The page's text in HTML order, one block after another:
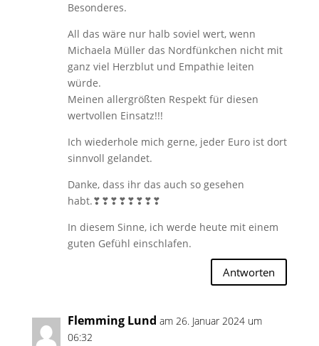
Besonderes.
All das wäre nur halb soviel wert, wenn
Michaela Müller das Nordfünkchen nicht mit
ganz viel Herzblut und Empathie leiten
würde.
Meinen allergrößten Respekt für diesen
wertvollen Einsatz!!!
Ich wiederhole mich gerne, jeder Euro ist dort
sinnvoll gelandet.
Danke, dass ihr das auch so gesehen
habt.❣❣❣❣❣❣❣❣
In diesem Sinne, ich werde heute mit einem
guten Gefühl einschlafen.
Antworten
Flemming Lund am 26. Januar 2024 um
06:32